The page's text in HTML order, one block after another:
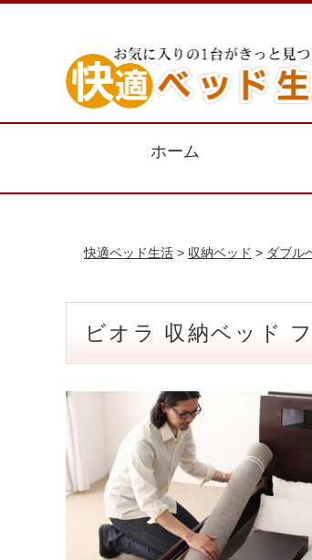
ホーム
快適ベッド生活 > 収納ベッド > ダブル
ビオラ 収納ベッド